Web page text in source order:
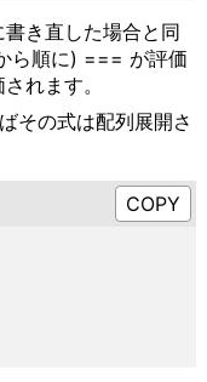
き直した場合と同
ら順に) === が評価
れます。
その式は配列展開さ